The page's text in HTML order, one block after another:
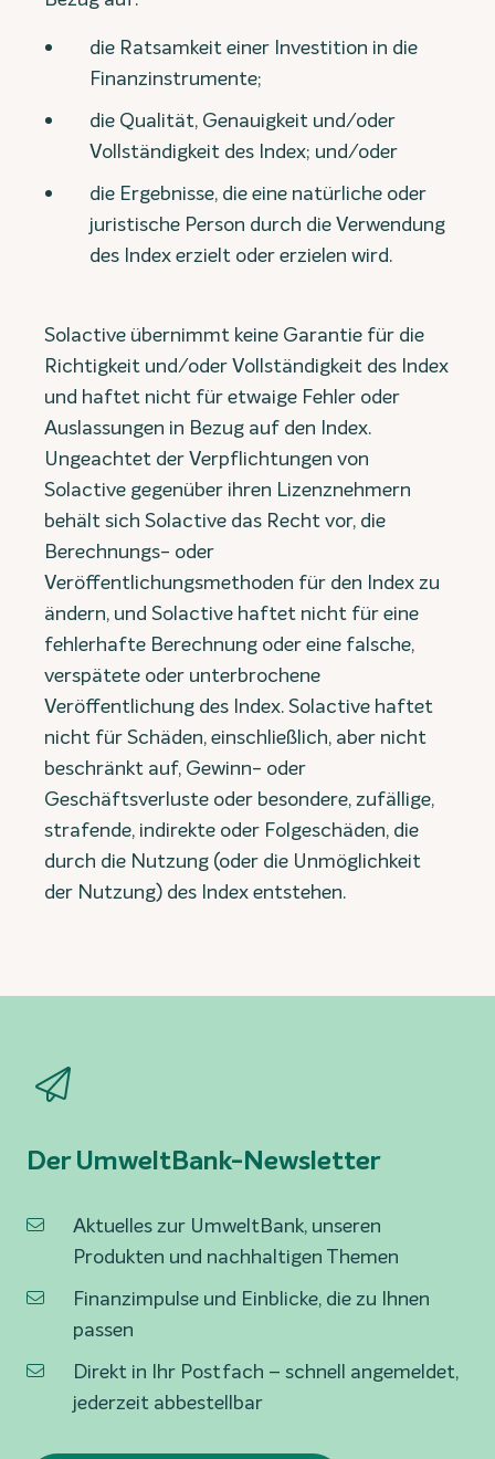
die Ratsamkeit einer Investition in die
Finanzinstrumente;
die Qualität, Genauigkeit und/oder
Vollständigkeit des Index; und/oder
die Ergebnisse, die eine natürliche oder
juristische Person durch die Verwendung
des Index erzielt oder erzielen wird.
Solactive übernimmt keine Garantie für die
Richtigkeit und/oder Vollständigkeit des Index
und haftet nicht für etwaige Fehler oder
Auslassungen in Bezug auf den Index.
Ungeachtet der Verpflichtungen von
Solactive gegenüber ihren Lizenznehmern
behält sich Solactive das Recht vor, die
Berechnungs- oder
Veröffentlichungsmethoden für den Index zu
ändern, und Solactive haftet nicht für eine
fehlerhafte Berechnung oder eine falsche,
verspätete oder unterbrochene
Veröffentlichung des Index. Solactive haftet
nicht für Schäden, einschließlich, aber nicht
beschränkt auf, Gewinn- oder
Geschäftsverluste oder besondere, zufällige,
strafende, indirekte oder Folgeschäden, die
durch die Nutzung (oder die Unmöglichkeit
der Nutzung) des Index entstehen.
Der UmweltBank-Newsletter
Aktuelles zur UmweltBank, unseren
Produkten und nachhaltigen Themen
Finanzimpulse und Einblicke, die zu Ihnen
passen
Direkt in Ihr Postfach – schnell angemeldet,
jederzeit abbestellbar